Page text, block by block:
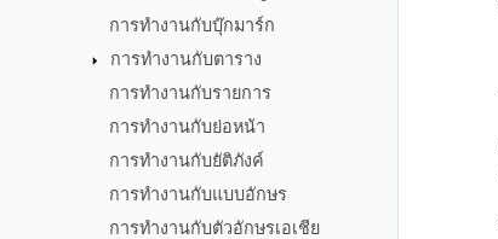
การทำงานกับบุ๊กมาร์ก
การทำงานกับตาราง
การทำงานกับรายการ
การทำงานกับย่อหน้า
การทำงานกับยัติภังค์
การทำงานกับแบบอักษร
การทำงานกับตัวอักษรเอเชีย